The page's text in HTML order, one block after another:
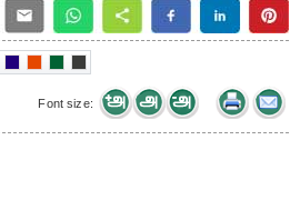
Font size: